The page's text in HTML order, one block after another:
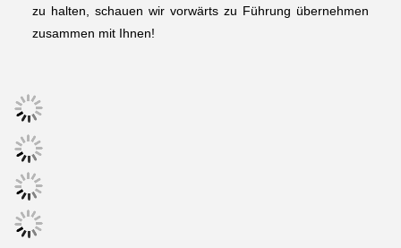
zu halten, schauen wir vorwärts zu Führung übernehmen
zusammen mit Ihnen!